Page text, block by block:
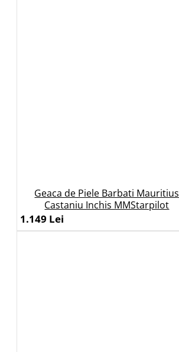
Geaca de Piele Barbati Mauritius
Castaniu Inchis MMStarpilot
1.149 Lei